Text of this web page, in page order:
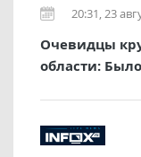
20:31, 23
Очевидцы
области: